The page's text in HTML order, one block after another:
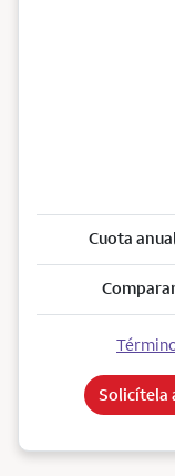
Cuota anual
Solicítela